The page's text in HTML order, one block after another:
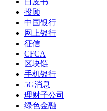
投顾
中国银行
网上银行
征信
CFCA
区块链
手机银行
5G消息
理财子公司
绿色金融